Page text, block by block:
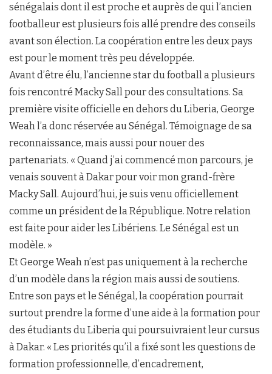
sénégalais dont il est proche et auprès de qui l’ancien
footballeur est plusieurs fois allé prendre des conseils
avant son élection. La coopération entre les deux pays
est pour le moment très peu développée.
Avant d’être élu, l’ancienne star du football a plusieurs
fois rencontré Macky Sall pour des consultations. Sa
première visite officielle en dehors du Liberia, George
Weah l’a donc réservée au Sénégal. Témoignage de sa
reconnaissance, mais aussi pour nouer des
partenariats. « Quand j’ai commencé mon parcours, je
venais souvent à Dakar pour voir mon grand-frère
Macky Sall. Aujourd’hui, je suis venu officiellement
comme un président de la République. Notre relation
est faite pour aider les Libériens. Le Sénégal est un
modèle. »
Et George Weah n’est pas uniquement à la recherche
d’un modèle dans la région mais aussi de soutiens.
Entre son pays et le Sénégal, la coopération pourrait
surtout prendre la forme d’une aide à la formation pour
des étudiants du Liberia qui poursuivraient leur cursus
à Dakar. « Les priorités qu’il a fixé sont les questions de
formation professionnelle, d’encadrement,